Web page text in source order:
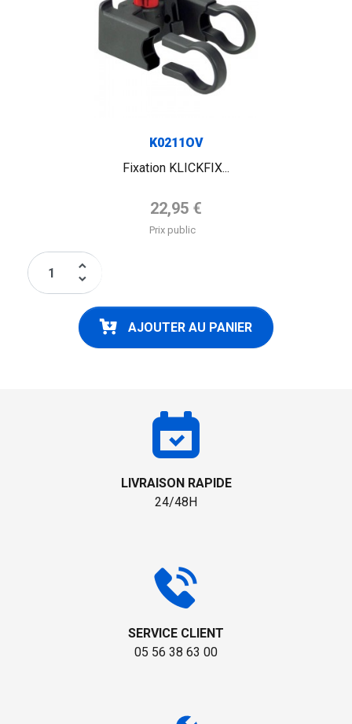
K0211OV
Fixation KLICKFIX...
Prix de base
22,95 €
Prix public
keyboard_arrow_up
keyboard_arrow_down
AJOUTER AU PANIER
LIVRAISON RAPIDE
24/48H
SERVICE CLIENT
05 56 38 63 00